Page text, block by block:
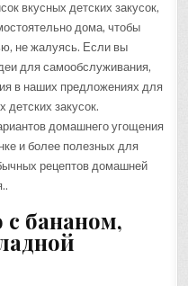
вкусных детских закусок,
дома, чтобы
не жалуясь. Если вы
для самообслуживания,
в наших предложениях для
детских закусок.
домашнего угощения
и более полезных для
рецептов домашней
с бананом,